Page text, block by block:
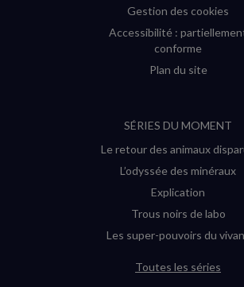
Gestion des cookies
Accessibilité :
conforme
Plan du site
SÉRIES DU MOMENT
Le retour des animaux
L’odyssée des minéraux
Explication
Trous noirs de labo
Les super-pouvoirs du
Toutes les séries